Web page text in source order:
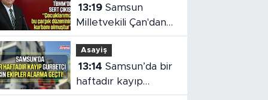
13:19 Samsun
Milletvekili Çan'dan
TBMM'de çocuk
adaleti vurgusu
Asayiş
13:14 Samsun’da bir
haftadır kayıp
gurbetçi için ekipler